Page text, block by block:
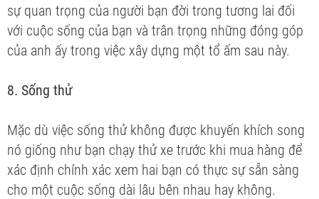
sự quan trọng của người bạn đời trong tương lai đối
với cuộc sống của bạn và trân trọng những đóng góp
của anh ấy trong việc xây dựng một tổ ấm sau này.
8. Sống thử
Mặc dù việc sống thử không được khuyến khích song
nó giống như bạn chạy thử xe trước khi mua hàng để
xác định chính xác xem hai bạn có thực sự sẵn sàng
cho một cuộc sống dài lâu bên nhau hay không.